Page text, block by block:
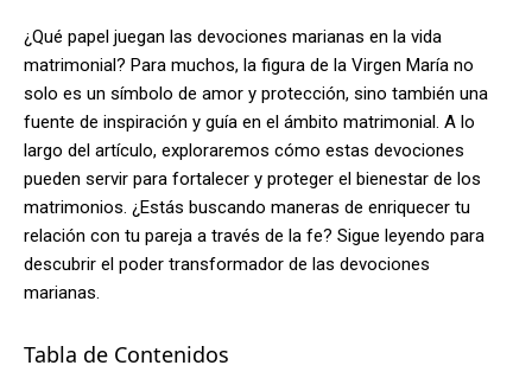
¿Qué papel juegan las devociones marianas en la vida
matrimonial? Para muchos, la figura de la Virgen María no
solo es un símbolo de amor y protección, sino también una
fuente de inspiración y guía en el ámbito matrimonial. A lo
largo del artículo, exploraremos cómo estas devociones
pueden servir para fortalecer y proteger el bienestar de los
matrimonios. ¿Estás buscando maneras de enriquecer tu
relación con tu pareja a través de la fe? Sigue leyendo para
descubrir el poder transformador de las devociones
marianas.
Tabla de Contenidos